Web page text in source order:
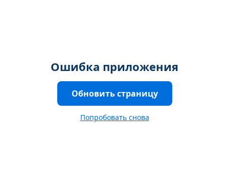
Ошибка приложения
Обновить страницу
Попробовать снова